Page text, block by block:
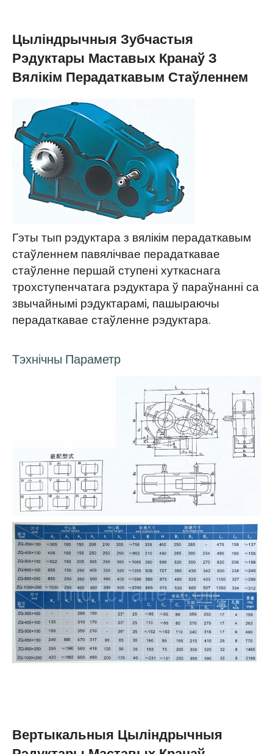
Цыліндрычныя Зубчастыя
Рэдуктары Маставых Кранаў З
Вялікім Перадаткавым Стаўленнем
Гэты тып рэдуктара з вялікім перадаткавым
стаўленнем павялічвае перадаткавае
стаўленне першай ступені хуткаснага
трохступенчатага рэдуктара ў параўнанні са
звычайнымі рэдуктарамі, пашыраючы
перадаткавае стаўленне рэдуктара.
Тэхнічны Параметр
Вертыкальныя Цыліндрычныя